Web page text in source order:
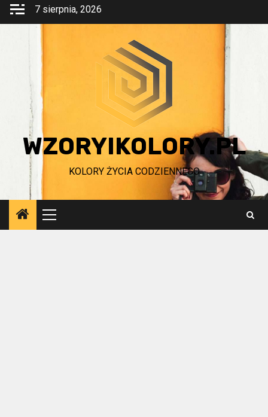
Przejdź
7 sierpnia, 2026
WZORYIKOLORY.PL
KOLORY ŻYCIA CODZIENNEGO
Menu
główne